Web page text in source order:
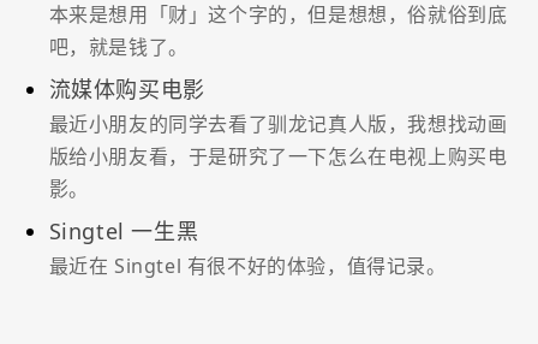
本来是想用「财」这个字的，但是想想，俗就俗到底
吧，就是钱了。
流媒体购买电影
最近小朋友的同学去看了驯龙记真人版，我想找动画
版给小朋友看，于是研究了一下怎么在电视上购买电
影。
Singtel 一生黑
最近在 Singtel 有很不好的体验，值得记录。